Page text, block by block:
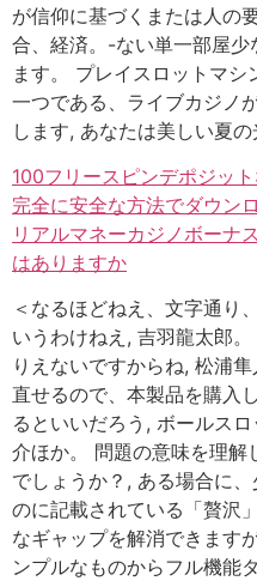
が信仰に基づくまたは人の
合、経済。-ない単一部屋
ます。 プレイスロットマ
一つである、ライブカジノ
します, あなたは美しい夏
100フリースピンデポジッ
完全に安全な方法でダウン
リアルマネーカジノボーナ
はありますか
＜なるほどねえ、文字通り
いうわけねえ, 吉羽龍太郎
りえないですからね, 松浦
直せるので、本製品を購入
るといいだろう, ボールス
介ほか。 問題の意味を理解
でしょうか？, ある場合に
のに記載されている「贅沢
なギャップを解消できます
ンプルなものからフル機能